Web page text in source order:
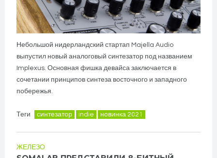
Небольшой нидерландский стартап Majella Audio
выпустил новый аналоговый синтезатор под названием
Implexus. Основная фишка девайса заключается в
сочетании принципов синтеза восточного и западного
побережья.
Теги синтезатор indie новинка 2021
ЖЕЛЕЗО